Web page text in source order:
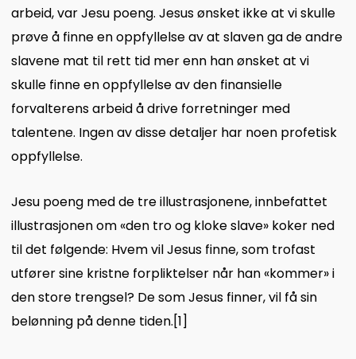
arbeid, var Jesu poeng. Jesus ønsket ikke at vi skulle
prøve å finne en oppfyllelse av at slaven ga de andre
slavene mat til rett tid mer enn han ønsket at vi
skulle finne en oppfyllelse av den finansielle
forvalterens arbeid å drive forretninger med
talentene. Ingen av disse detaljer har noen profetisk
oppfyllelse.
Jesu poeng med de tre illustrasjonene, innbefattet
illustrasjonen om «den tro og kloke slave» koker ned
til det følgende: Hvem vil Jesus finne, som trofast
utfører sine kristne forpliktelser når han «kommer» i
den store trengsel? De som Jesus finner, vil få sin
belønning på denne tiden.[1]